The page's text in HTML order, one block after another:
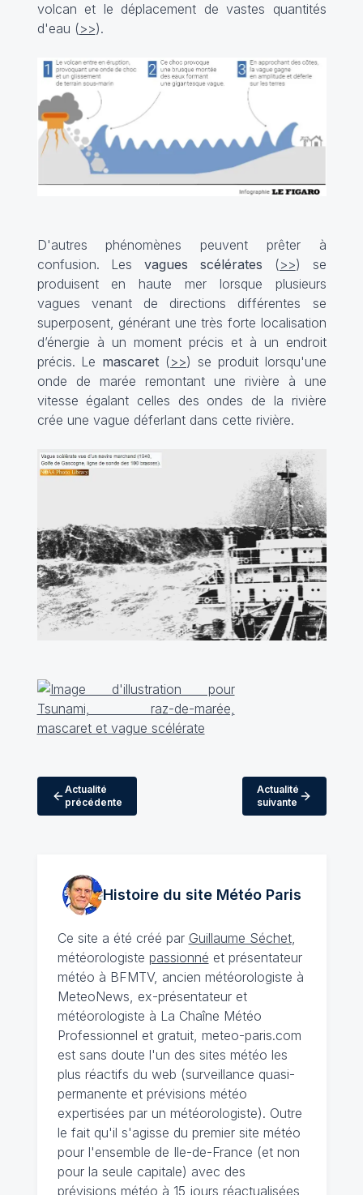
volcan et le déplacement de vastes quantités
d'eau (>>).
D'autres phénomènes peuvent prêter à
confusion. Lesvagues scélérates (>>) se
produisent en haute mer lorsque plusieurs
vagues venant de directions différentes se
superposent, générant une très forte localisation
d’énergie à un moment précis et à un endroit
précis. Le mascaret (>>) se produit lorsqu'une
onde de marée remontant une rivière à une
vitesse égalant celles des ondes de la rivière
crée une vague déferlant dans cette rivière.
Actualité
précédente
Actualité
suivante
Histoire du site MétéoParis
Ce site a été créé par Guillaume Séchet,
météorologiste passionné et présentateur
météo à BFMTV, ancien météorologiste à
MeteoNews, ex-présentateur et
météorologiste à La Chaîne Météo
Professionnel et gratuit, meteo-paris.com
est sans doute l'un des sites météo les
plus réactifs du web (surveillance quasi-
permanente et prévisions météo
expertisées par un météorologiste). Outre
le fait qu'il s'agisse du premier site météo
pour l'ensemble de Ile-de-France (et non
pour la seule capitale) avec des
prévisions météo à 15 jours réactualisées